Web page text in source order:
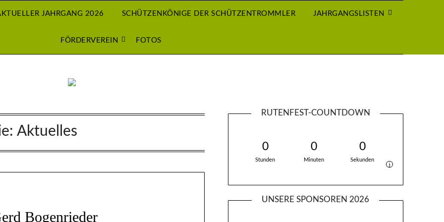
JAHRGANG 2026 SCHÜTZENKÖNIGE DER SCHÜTZENTROMMLER JAHRGANGSLISTEN
FÖRDERVEREIN FOTOS
Aktuelles
Bogenrieder
RUTENFEST-COUNTDOWN
0
Stunden
0
Minuten
0
Sekunden
i
UNSERE SPONSOREN 2026